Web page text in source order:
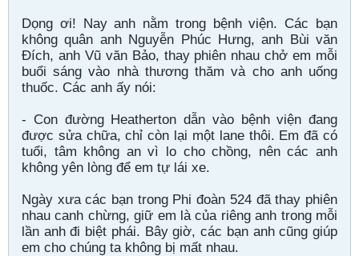
Dọng ơi! Nay anh nằm trong bệnh viện. Các bạn
không quân anh Nguyễn Phúc Hưng, anh Bùi văn
Đích, anh Vũ văn Bảo, thay phiên nhau chở em mỗi
buổi sáng vào nhà thương thăm và cho anh uống
thuốc. Các anh ấy nói:
- Con đường Heatherton dẫn vào bệnh viện đang
được sửa chữa, chỉ còn lại một lane thôi. Em đã có
tuổi, tâm không an vì lo cho chồng, nên các anh
không yên lòng để em tự lái xe.
Ngày xưa các bạn trong Phi đoàn 524 đã thay phiên
nhau canh chừng, giữ em là của riêng anh trong mỗi
lần anh đi biệt phái. Bây giờ, các bạn anh cũng giúp
em cho chúng ta không bị mất nhau.